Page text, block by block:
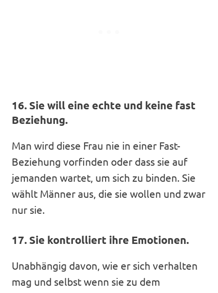
16. Sie will eine echte und keine fast
Beziehung.
Man wird diese Frau nie in einer Fast-
Beziehung vorfinden oder dass sie auf
jemanden wartet, um sich zu binden. Sie
wählt Männer aus, die sie wollen und zwar
nur sie.
17. Sie kontrolliert ihre Emotionen.
Unabhängig davon, wie er sich verhalten
mag und selbst wenn sie zu dem